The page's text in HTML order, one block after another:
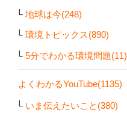
地球は今(248)
環境トピックス(890)
5分でわかる環境問題(11)
よくわかるYouTube(1135)
いま伝えたいこと(380)